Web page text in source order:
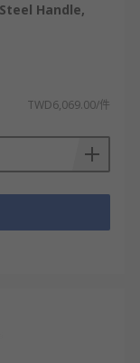
Handle,
TWD6,069.00/件